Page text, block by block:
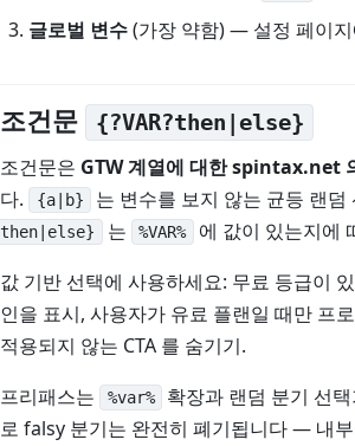
글로벌 변수(가장 약함) — 설정 페이
조건문 {?VAR?then|else}
조건문은 GTW 계열에 대한 spintax.net
다.
{a|b} 는 변수를 보지 않는 균등 랜덤
then|else}
는 %VAR%
에 값이 있는지에
값 기반 선택에 사용하세요: 무료 등급이
인을 표시, 사용자가 유료 플랜일 때만 프
적용되지 않는 CTA 를 숨기기.
프리패스는
%var%
확장과 랜덤 분기 선
로 falsy 분기는 완전히 폐기됩니다 — 내